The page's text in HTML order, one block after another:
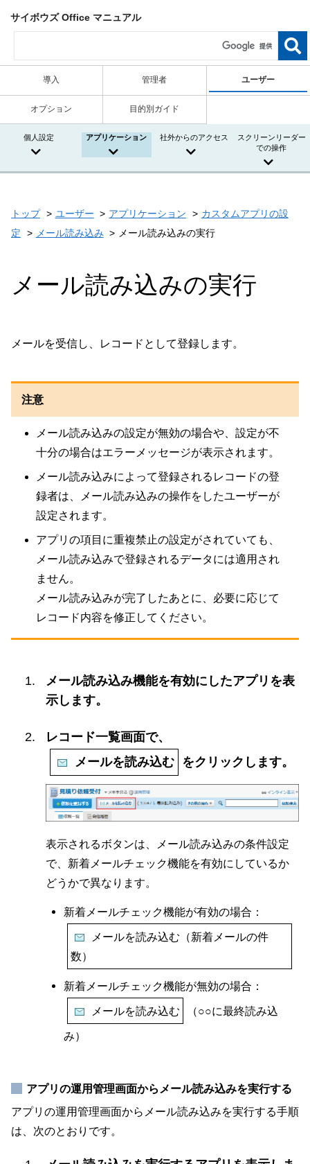
サイボウズ Office マニュアル
導入 管理者 ユーザー
オプション 目的別ガイド
個人設定 アプリケーション 社外からのアクセス
スクリーンリーダー
での操作
トップ ユーザー アプリケーション
カスタムアプリの設
定
メール読み込み メール読み込みの実行
メール読み込みの実行
メールを受信し、レコードとして登録します。
注意
メール読み込みの設定が無効の場合や、設定が不
十分の場合はエラーメッセージが表示されます。
メール読み込みによって登録されるレコードの登
録者は、メール読み込みの操作をしたユーザーが
設定されます。
アプリの項目に重複禁止の設定がされていても、
メール読み込みで登録されるデータには適用され
ません。
メール読み込みが完了したあとに、必要に応じて
レコード内容を修正してください。
メール読み込み機能を有効にしたアプリを表
示します。
レコード一覧画面で、
メールを読み込む をクリックします。
表示されるボタンは、メール読み込みの条件設定
で、新着メールチェック機能を有効にしているか
どうかで異なります。
新着メールチェック機能が有効の場合：
メールを読み込む（新着メールの件
数）
新着メールチェック機能が無効の場合：
メールを読み込む （○○に最終読み込
み）
アプリの運用管理画面からメール読み込みを実行する
アプリの運用管理画面からメール読み込みを実行する手順
は、次のとおりです。